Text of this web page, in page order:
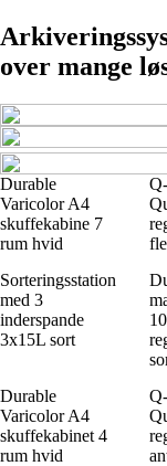
over mange
Durable
Varicolor A4
skuffekabine 7
rum hvid
Sorteringsstation
med 3
inderspande
3x15L sort
10
Durable
Varicolor A4
skuffekabinet 4
rum hvid